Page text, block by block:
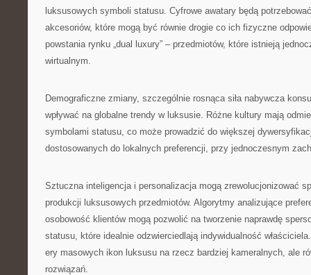
luksusowych symboli statusu. Cyfrowe awatary będą
akcesoriów, które mogą być równie drogie co ich fizyczne
powstania rynku „dual luxury” – przedmiotów, które istnieją
wirtualnym.
Demograficzne zmiany, szczególnie rosnąca siła nabywcza
wpływać na globalne trendy w luksusie. Różne kultury mają
symbolami statusu, co może prowadzić do większej
dostosowanych do lokalnych preferencji, przy jednoczesnym
Sztuczna inteligencja i personalizacja mogą zrewolucjonizować
produkcji luksusowych przedmiotów. Algorytmy analizujące
osobowość klientów mogą pozwolić na tworzenie naprawdę
statusu, które idealnie odzwierciedlają indywidualność
ery masowych ikon luksusu na rzecz bardziej kameralnych, ale
rozwiązań.